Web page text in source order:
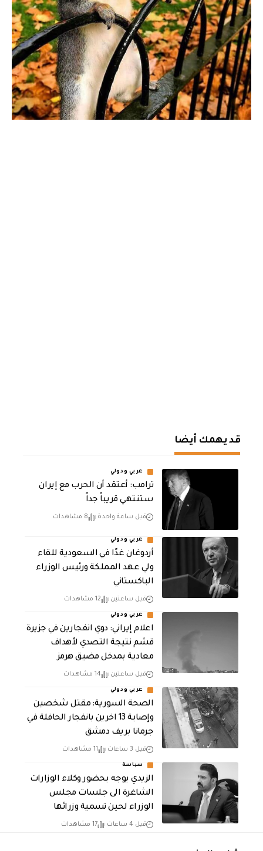
قد يهمك أيضا
عربي ودولي
‏ترامب: أعتقد أن الحرب مع إيران
ستنتهي قريباً جداً
قبل ساعة واحدة 8 مشاهدات
عربي ودولي
أردوغان غدًا في السعودية للقاء
ولي عهد المملكة ورئيس الوزراء
الباكستاني
قبل ساعتين 12 مشاهدات
عربي ودولي
اعلام إيراني: دوي انفجارين في جزيرة
قشم نتيجة التصدي لأهداف
معادية بمدخل مضيق هرمز
قبل ساعتين 14 مشاهدات
عربي ودولي
الصحة السورية: مقتل شخصين
وإصابة 13 اخرين بانفجار الحافلة في
جرمانا بريف دمشق
قبل 3 ساعات 11 مشاهدات
سياسة
الزيدي يوجه بحضور وكلاء الوزارات
الشاغرة الى جلسات مجلس
الوزراء لحين تسمية وزرائها
قبل 4 ساعات 17 مشاهدات